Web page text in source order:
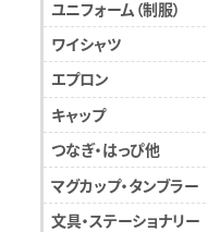
ユニフォーム（制服）
ワイシャツ
エプロン
キャップ
つなぎ・はっぴ他
マグカップ・タンブラー
文具・ステーショナリー